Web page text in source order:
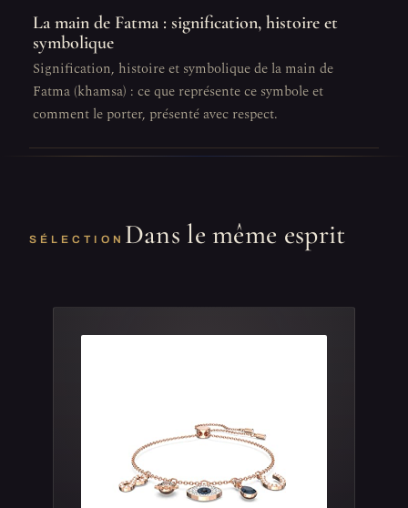
La main de Fatma : signification, histoire et
symbolique
Signification, histoire et symbolique de la main de
Fatma (khamsa) : ce que représente ce symbole et
comment le porter, présenté avec respect.
SÉLECTION Dans le même esprit